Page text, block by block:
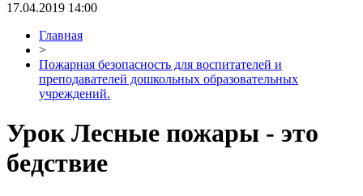
17.04.2019 14:00
Главная
>
Пожарная безопасность для воспитателей и
преподавателей дошкольных образовательных
учреждений.
Урок Лесные пожары - это
бедствие